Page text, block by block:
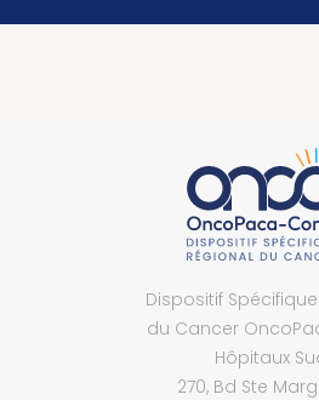
Dispositif
du Cancer
Hôpitaux
270, Bd Ste